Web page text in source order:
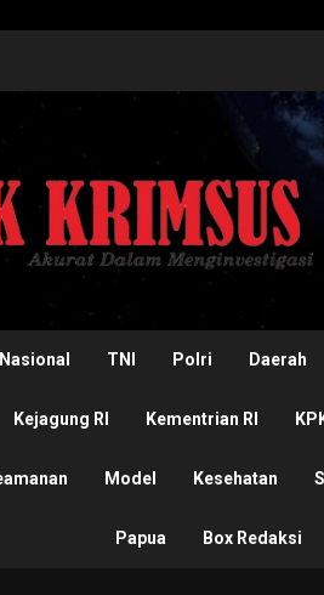
Nasional TNI Polri Daerah
Kejagung RI Kementrian RI
Model Kesehatan
Papua Box Redaksi